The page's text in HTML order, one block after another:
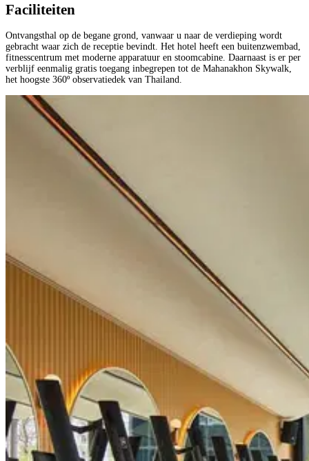
Faciliteiten
Ontvangsthal op de begane grond, vanwaar u naar de verdieping wordt
gebracht waar zich de receptie bevindt. Het hotel heeft een buitenzwembad,
fitnesscentrum met moderne apparatuur en stoomcabine. Daarnaast is er per
verblijf eenmalig gratis toegang inbegrepen tot de Mahanakhon Skywalk,
het hoogste 360º observatiedek van Thailand.